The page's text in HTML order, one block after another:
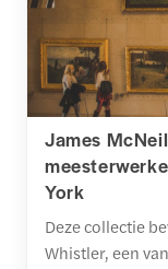
James
York
Deze collectie
Whistler, een